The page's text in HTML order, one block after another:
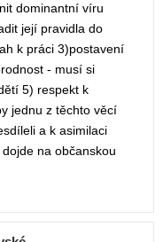
dominantní víru
její pravidla do
k práci 3)postavení
- musí si
5) respekt k
jednu z těchto věcí
a k asimilaci
na občanskou